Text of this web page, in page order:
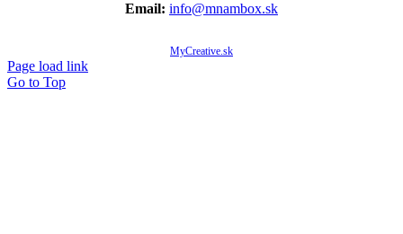
Email: info@mnambox.sk
MyCreative.sk
Page load link
Go to Top